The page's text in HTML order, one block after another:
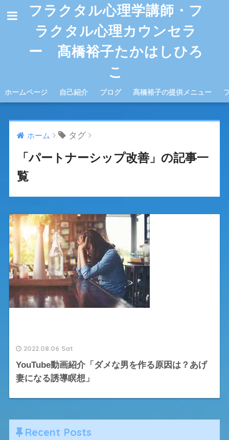
フラクタル心理学講師・フ
ラクタル心理カウンセラ
ー 髙橋裕子たかはしひろ
こ
ホームページ 自己紹介 ブログ 髙橋裕子の提供メニュー
ホーム タグ
「パートナーシップ改善」の記事一
覧
2022.08.06 Sat
YouTube動画紹介「ダメな男を作る原因は？あげ
妻になる誘導瞑想」
Recent Posts